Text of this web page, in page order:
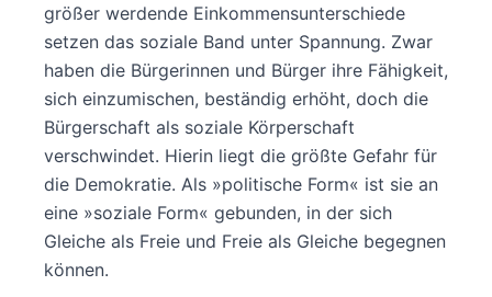
größer werdende Einkommensunterschiede
setzen das soziale Band unter Spannung. Zwar
haben die Bürgerinnen und Bürger ihre Fähigkeit,
sich einzumischen, beständig erhöht, doch die
Bürgerschaft als soziale Körperschaft
verschwindet. Hierin liegt die größte Gefahr für
die Demokratie. Als »politische Form« ist sie an
eine »soziale Form« gebunden, in der sich
Gleiche als Freie und Freie als Gleiche begegnen
können.